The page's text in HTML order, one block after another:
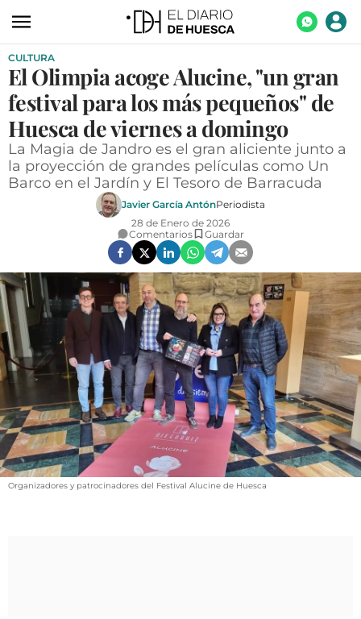
ACTUALIDAD
ECONOMÍA
TECNOLOGÍA
TURISMO
AGROALIMENTACIÓN
SOCIEDAD
OPINIÓN
GALERÍAS
VÍDEOS
CONTACTAR
FIESTAS EN EL ALTO ARAGÓN
FIESTAS DE SAN LORENZO
AGENDA
CULTURA
El Olimpia acoge Alucine, "un gran
festival para los más pequeños" de
Huesca de viernes a domingo
La Magia de Jandro es el gran aliciente junto a
la proyección de grandes películas como Un
Barco en el Jardín y El Tesoro de Barracuda
Javier García AntónPeriodista
28 de Enero de 2026
Comentarios
Guardar
Organizadores y patrocinadores del Festival Alucine de Huesca